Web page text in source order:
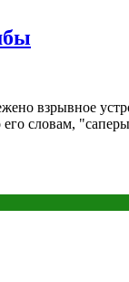
взрывное
словам,